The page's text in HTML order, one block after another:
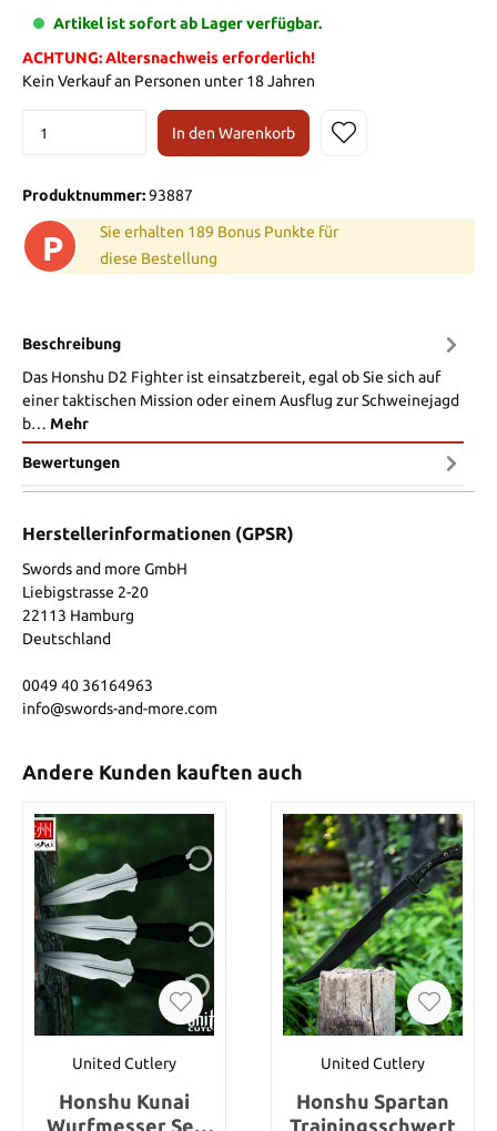
Artikel ist sofort ab Lager verfügbar.
ACHTUNG: Altersnachweis erforderlich!
Kein Verkauf an Personen unter 18 Jahren
In den Warenkorb
Produktnummer:93887
P
Sie erhalten 189 Bonus Punkte für
diese Bestellung
Beschreibung
Das Honshu D2 Fighter ist einsatzbereit, egal ob Sie sich auf
einer taktischen Mission oder einem Ausflug zur Schweinejagd
b… Mehr
Bewertungen
Herstellerinformationen (GPSR)
Swords and more GmbH
Liebigstrasse 2-20
22113 Hamburg
Deutschland
0049 40 36164963
info@swords-and-more.com
Andere Kunden kauften auch
United Cutlery
Honshu Kunai
Wurfmesser Set
United Cutlery
Honshu Spartan
Trainingsschwert